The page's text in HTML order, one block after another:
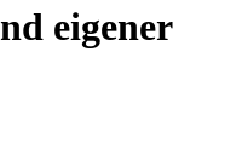
eigener